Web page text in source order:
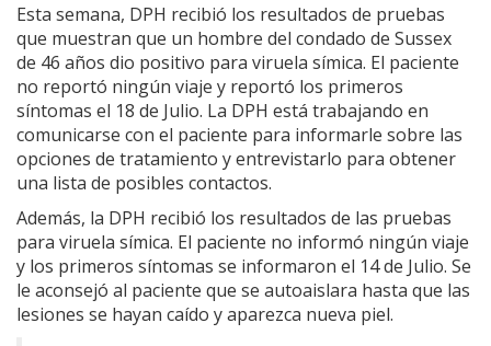
Esta semana, DPH recibió los resultados de pruebas
que muestran que un hombre del condado de Sussex
de 46 años dio positivo para viruela símica. El paciente
no reportó ningún viaje y reportó los primeros
síntomas el 18 de Julio. La DPH está trabajando en
comunicarse con el paciente para informarle sobre las
opciones de tratamiento y entrevistarlo para obtener
una lista de posibles contactos.
Además, la DPH recibió los resultados de las pruebas
para viruela símica. El paciente no informó ningún viaje
y los primeros síntomas se informaron el 14 de Julio. Se
le aconsejó al paciente que se autoaislara hasta que las
lesiones se hayan caído y aparezca nueva piel.